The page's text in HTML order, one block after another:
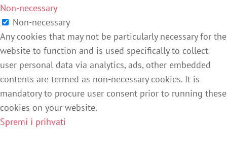
Non-necessary
Non-necessary
Any cookies that may not be particularly necessary for the
website to function and is used specifically to collect
user personal data via analytics, ads, other embedded
contents are termed as non-necessary cookies. It is
mandatory to procure user consent prior to running these
cookies on your website.
Spremi i prihvati